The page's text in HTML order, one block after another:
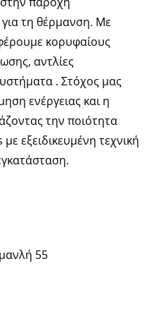
55
τη θέρμανση. Με
κορυφαίους
αντλίες
. Στόχος μας
ενέργειας και η
την ποιότητα
εξειδικευμένη τεχνική